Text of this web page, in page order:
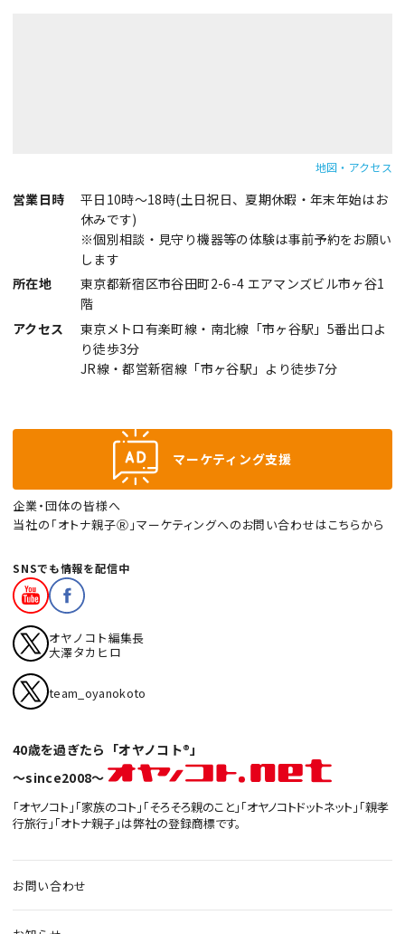
40歳を過ぎたら「オヤノコト®」
〜since2008〜
「オヤノコト」「家族のコト」「そろそろ親のこと」「オヤノコトドットネット」「親孝
行旅行」「オトナ親子」は弊社の登録商標です。
お問い合わせ
地図・アクセス
営業日時
平日10時～18時(土日祝日、夏期休暇・年末年始はお
休みです)
※個別相談・見守り機器等の体験は事前予約をお願い
します
所在地
東京都新宿区市谷田町2-6-4 エアマンズビル市ヶ谷1
階
アクセス
東京メトロ有楽町線・南北線「市ヶ谷駅」5番出口よ
り徒歩3分
JR線・都営新宿線「市ヶ谷駅」より徒歩7分
マーケティング支援
企業・団体の皆様へ
当社の「オトナ親子Ⓡ」マーケティングへのお問い合わせはこちらから
SNSでも情報を配信中
オヤノコト編集長
大澤タカヒロ
team_oyanokoto